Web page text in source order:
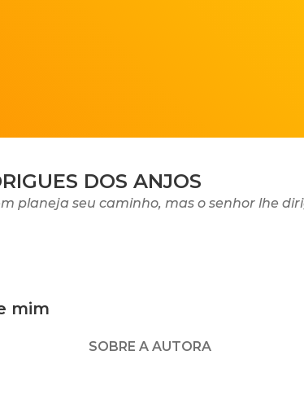
DOS ANJOS
planeja seu caminho, mas o senhor lhe
mim
SOBRE A AUTORA